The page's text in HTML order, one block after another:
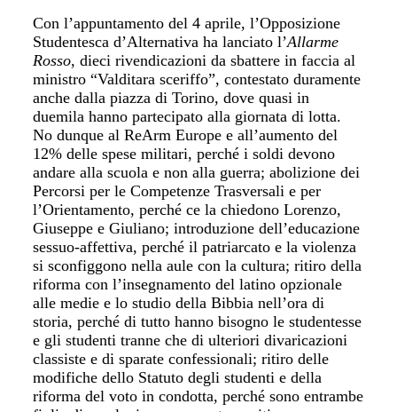
Con l’appuntamento del 4 aprile, l’Opposizione
Studentesca d’Alternativa ha lanciato l’Allarme
Rosso, dieci rivendicazioni da sbattere in faccia al
ministro “Valditara sceriffo”, contestato duramente
anche dalla piazza di Torino, dove quasi in
duemila hanno partecipato alla giornata di lotta.
No dunque al ReArm Europe e all’aumento del
12% delle spese militari, perché i soldi devono
andare alla scuola e non alla guerra; abolizione dei
Percorsi per le Competenze Trasversali e per
l’Orientamento, perché ce la chiedono Lorenzo,
Giuseppe e Giuliano; introduzione dell’educazione
sessuo-affettiva, perché il patriarcato e la violenza
si sconfiggono nella aule con la cultura; ritiro della
riforma con l’insegnamento del latino opzionale
alle medie e lo studio della Bibbia nell’ora di
storia, perché di tutto hanno bisogno le studentesse
e gli studenti tranne che di ulteriori divaricazioni
classiste e di sparate confessionali; ritiro delle
modifiche dello Statuto degli studenti e della
riforma del voto in condotta, perché sono entrambe